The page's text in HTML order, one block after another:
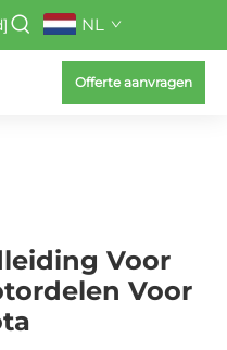
NL
Offerte aanvragen
Voor
Voor